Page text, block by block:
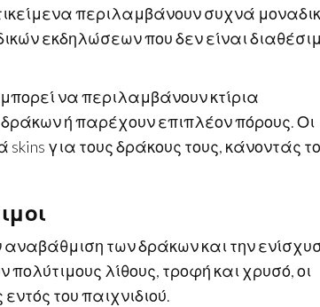
περιλαμβάνουν συχνά
εκδηλώσεων που δεν είναι
να περιλαμβάνουν κτίρια
ή παρέχουν επιπλέον πόρους. Οι
για τους δράκους τους, κάνοντάς
αναβάθμιση των δράκων και την
λίθους, τροφή και χρυσό, οι
του παιχνιδιού.